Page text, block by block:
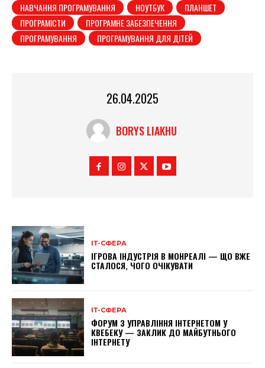
НАВЧАННЯ ПРОГРАМУВАННЯ
НОУТБУК
ПЛАНШЕТ
ПРОГРАМІСТИ
ПРОГРАМНЕ ЗАБЕЗПЕЧЕННЯ
ПРОГРАМУВАННЯ
ПРОГРАМУВАННЯ ДЛЯ ДІТЕЙ
26.04.2025
BORYS LIAKHU
ІТ-СФЕРА
ІГРОВА ІНДУСТРІЯ В МОНРЕАЛІ — ЩО ВЖЕ
СТАЛОСЯ, ЧОГО ОЧІКУВАТИ
ІТ-СФЕРА
ФОРУМ З УПРАВЛІННЯ ІНТЕРНЕТОМ У
КВЕБЕКУ — ЗАКЛИК ДО МАЙБУТНЬОГО
ІНТЕРНЕТУ